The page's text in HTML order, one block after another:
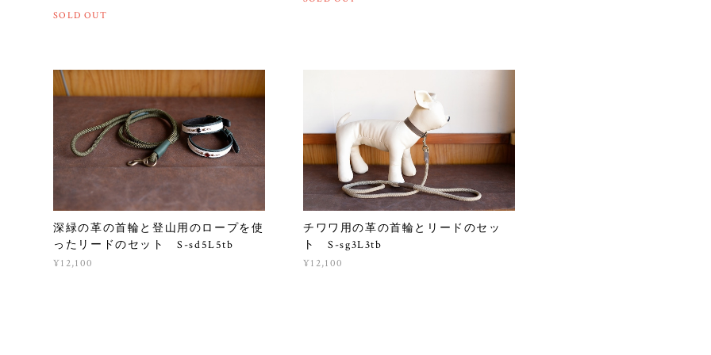
SOLD OUT
深緑の革の首輪と登山用のロープを使
ったリードのセット S-sd5L5tb
¥12,100
チワワ用の革の首輪とリードのセッ
ト S-sg3L3tb
¥12,100